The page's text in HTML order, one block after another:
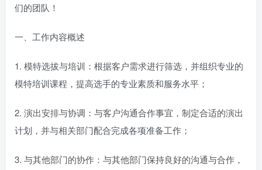
们的团队！
一、工作内容概述
1. 模特选拔与培训：根据客户需求进行筛选，并组织专业的
模特培训课程，提高选手的专业素质和服务水平；
2. 演出安排与协调：与客户沟通合作事宜，制定合适的演出
计划，并与相关部门配合完成各项准备工作；
3. 与其他部门的协作：与其他部门保持良好的沟通与合作，